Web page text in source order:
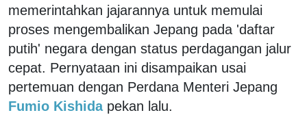
memerintahkan jajarannya untuk memulai
proses mengembalikan Jepang pada 'daftar
putih' negara dengan status perdagangan jalur
cepat. Pernyataan ini disampaikan usai
pertemuan dengan Perdana Menteri Jepang
Fumio Kishida pekan lalu.